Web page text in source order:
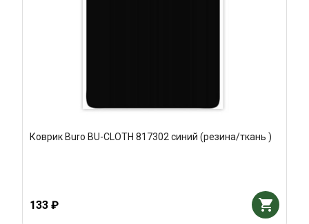
Коврик Buro BU-CLOTH 817302 синий (резина/ткань )
133 ₽